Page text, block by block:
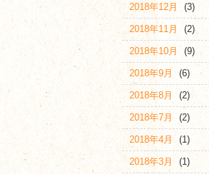
2018年12月 (3)
2018年11月 (2)
2018年10月 (9)
2018年9月 (6)
2018年8月 (2)
2018年7月 (2)
2018年4月 (1)
2018年3月 (1)